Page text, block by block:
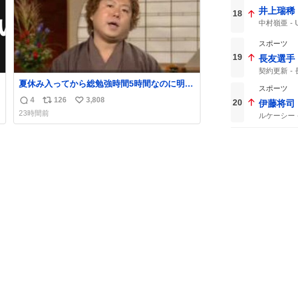
夏休み入ってから総勉強時間5時間なのに明後
日京大オープンで今これ
返
信
4
リ
ポ
126
い
3,808
23時間前
18 井上瑞稀
中村嶺亜
19
スポーツ
長友選手
契約更新
20
スポーツ
伊藤将司
ルケーシー